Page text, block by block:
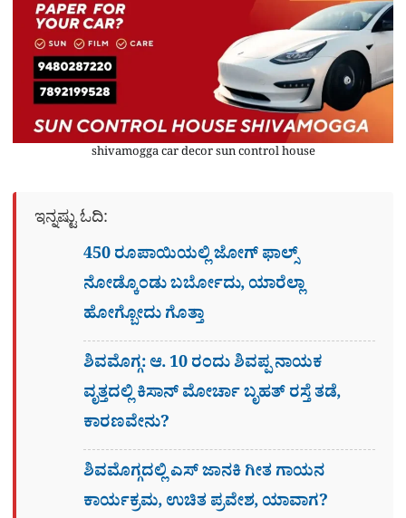
shivamogga car decor sun control house
ಇನ್ನಷ್ಟು ಓದಿ:
450 ರೂಪಾಯಿಯಲ್ಲಿ ಜೋಗ್​ ಫಾಲ್ಸ್​
ನೋಡ್ಕೊಂಡು ಬರ್ಬೋದು, ಯಾರೆಲ್ಲಾ
ಹೋಗ್ಬೋದು ಗೊತ್ತಾ
ಶಿವಮೊಗ್ಗ: ಆ. 10 ರಂದು ಶಿವಪ್ಪ ನಾಯಕ
ವೃತ್ತದಲ್ಲಿ ಕಿಸಾನ್ ಮೋರ್ಚಾ ಬೃಹತ್ ರಸ್ತೆ ತಡೆ,
ಕಾರಣವೇನು?
ಶಿವಮೊಗ್ಗದಲ್ಲಿ ಎಸ್​ ಜಾನಕಿ ಗೀತ ಗಾಯನ
ಕಾರ್ಯಕ್ರಮ, ಉಚಿತ ಪ್ರವೇಶ, ಯಾವಾಗ?